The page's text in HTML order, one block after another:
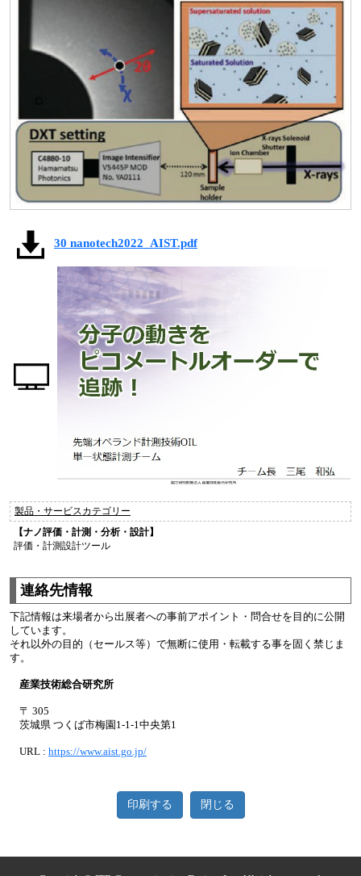
30 nanotech2022_AIST.pdf
製品・サービスカテゴリー
【ナノ評価・計測・分析・設計】
評価・計測設計ツール
連絡先情報
下記情報は来場者から出展者への事前アポイント・問合せを目的に公開
しています。
それ以外の目的（セールス等）で無断に使用・転載する事を固く禁じま
す。
産業技術総合研究所
〒 305
茨城県 つくば市梅園1-1-1中央第1
URL : https://www.aist.go.jp/
印刷する 閉じる